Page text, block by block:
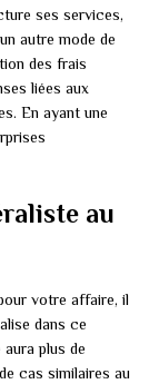
ses services,
autre mode de
des frais
liées aux
En ayant une
au
votre affaire, il
dans ce
plus de
cas similaires au